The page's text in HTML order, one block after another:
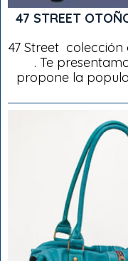
47 STREET
47 Street
. Te
propone la